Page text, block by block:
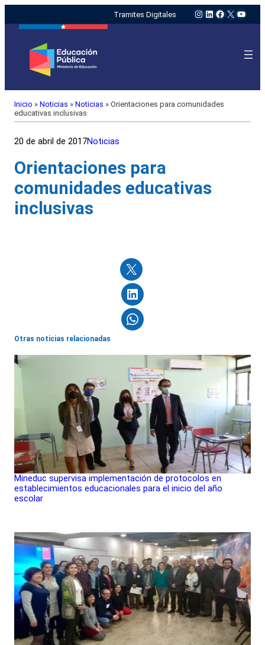
Tramites Digitales Instagram
LinkedIn
Facebook
X
Inicio » Noticias » Noticias » Orientaciones para comunidades
educativas inclusivas
20 de abril de 2017Noticias
Orientaciones para
comunidades educativas
inclusivas
Otras noticias relacionadas
Mineduc supervisa implementación de protocolos en
establecimientos educacionales para el inicio del año
escolar